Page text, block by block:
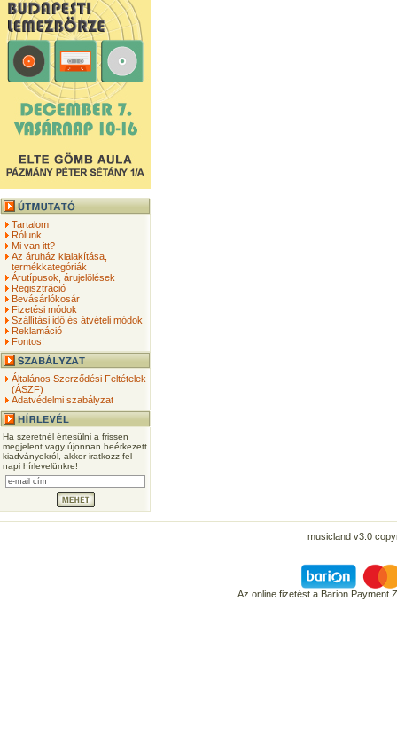
Tartalom
Rólunk
Mi van itt?
Az áruház kialakítása,
termékkategóriák
Árutípusok, árujelölések
Regisztráció
Bevásárlókosár
Fizetési módok
Szállítási idő és átvételi módok
Reklamáció
Fontos!
Általános Szerződési Feltételek
(ÁSZF)
Adatvédelmi szabályzat
Ha szeretnél értesülni a frissen
megjelent vagy újonnan beérkezett
kiadványokról, akkor iratkozz fel
napi hírlevelünkre!
musicland v3.0
Az online fizetést a Barion Payment